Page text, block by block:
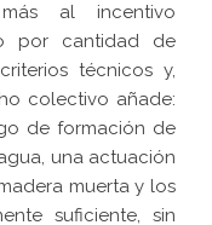
al incentivo
por cantidad de
técnicos y,
colectivo añade:
de formación de
una actuación
muerta y los
suficiente, sin